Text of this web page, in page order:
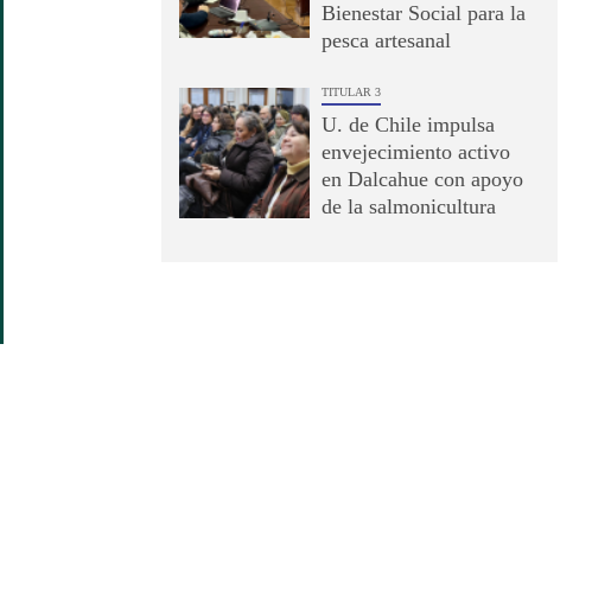
Bienestar Social para la
pesca artesanal
TITULAR 3
U. de Chile impulsa
envejecimiento activo
en Dalcahue con apoyo
de la salmonicultura